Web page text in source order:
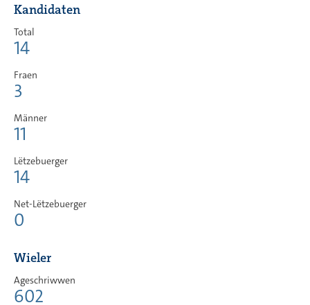
Kandidaten
Total
14
Fraen
3
Männer
11
Lëtzebuerger
14
Net-Lëtzebuerger
0
Wieler
Ageschriwwen
602